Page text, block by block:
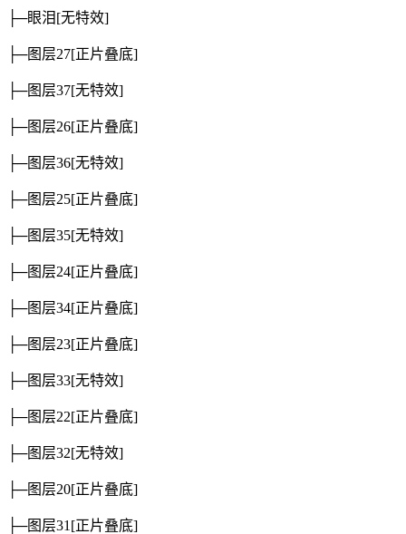
├─眼泪[无特效]
├─图层27[正片叠底]
├─图层37[无特效]
├─图层26[正片叠底]
├─图层36[无特效]
├─图层25[正片叠底]
├─图层35[无特效]
├─图层24[正片叠底]
├─图层34[正片叠底]
├─图层23[正片叠底]
├─图层33[无特效]
├─图层22[正片叠底]
├─图层32[无特效]
├─图层20[正片叠底]
├─图层31 [正片叠底]